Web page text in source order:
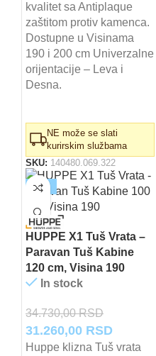
kvalitet sa Antiplaque
zaštitom protiv kamenca.
Dostupne u Visinama
190 i 200 cm Univerzalne
orijentacije – Leva i
Desna.
NE može se slati
kurirskim službama
SKU: 140480.069.322
-10%
HUPPE X1 Tuš Vrata –
Paravan Tuš Kabine
120 cm, Visina 190
In stock
34.730,00RSD
Originalna
cena
31.260,00 RSDTrenutna
cena
Huppe klizna Tuš vrata